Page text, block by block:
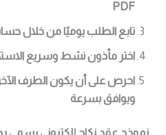
PDF
تابع الطلب يوميًا من خلال
اختر مأذون نشط وسريع
احرص على أن يكون الطرف
ويوافق بسرعة